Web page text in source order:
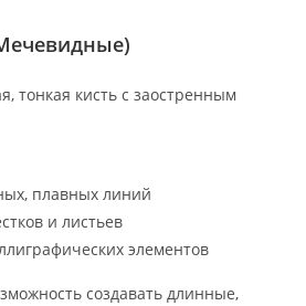
тонкая кисть с заостренным
плавных линий
и листьев
элементов
создавать длинные,